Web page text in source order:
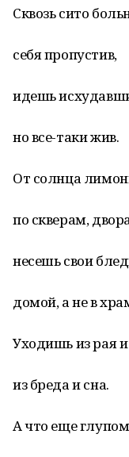
Сквозь сито
себя пропустив,
идешь
но все-таки жив.
От солнца
по скверам,
несешь свои
домой, а не в
Уходишь из рая
из бреда и сна.
А что еще